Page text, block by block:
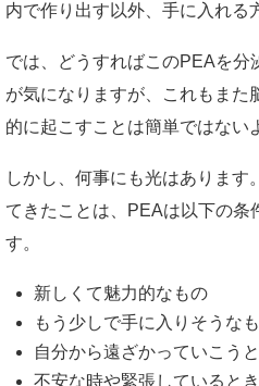
内で作り出す以外、手に入れる
では、どうすればこのPEAを分
が気になりますが、これもまた
的に起こすことは簡単ではない
しかし、何事にも光はあります
てきたことは、PEAは以下の条
す。
新しくて魅力的なもの
もう少しで手に入りそうな
自分から遠ざかっていこう
不安な時や緊張しているとき